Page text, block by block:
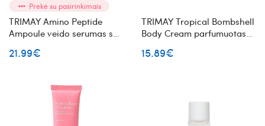
Prekė su pasirinkimais
TRIMAY Amino Peptide
Ampoule veido serumas su
21.99€
TRIMAY Tropical Bombshell
Body Cream parfumuotas
15.89€